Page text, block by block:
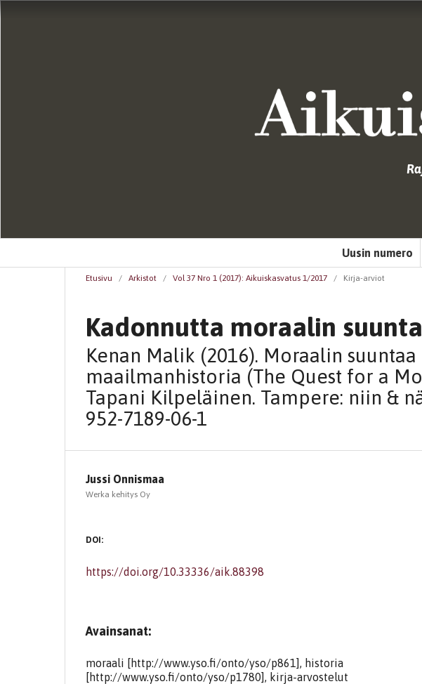
Uusin numero
Etusivu / Arkistot / Vol 37 Nro 1 (2017): Aikuiskasvatus 1/2017 / Kirja-arviot
Kadonnutta moraalin
Kenan Malik (2016). Moraalin suuntaa
maailmanhistoria (The Quest for a
Tapani Kilpeläinen. Tampere: niin &
952-7189-06-1
Jussi Onnismaa
Werka kehitys Oy
DOI:
https://doi.org/10.33336/aik.88398
Avainsanat:
moraali [http://www.yso.fi/onto/yso/p861], historia
[http://www.yso.fi/onto/yso/p1780], kirja-arvostelut